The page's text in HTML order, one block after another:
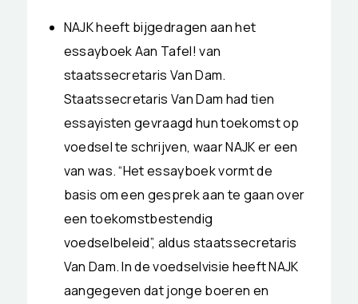
NAJK heeft bijgedragen aan het
essayboek Aan Tafel! van
staatssecretaris Van Dam.
Staatssecretaris Van Dam had tien
essayisten gevraagd hun toekomst op
voedsel te schrijven, waar NAJK er een
van was. “Het essayboek vormt de
basis om een gesprek aan te gaan over
een toekomstbestendig
voedselbeleid”, aldus staatssecretaris
Van Dam. In de voedselvisie heeft NAJK
aangegeven dat jonge boeren en